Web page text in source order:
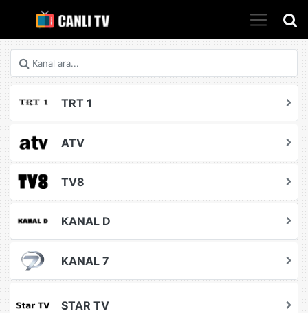
Kanal ara...
TRT 1
ATV
TV8
KANAL D
KANAL 7
STAR TV